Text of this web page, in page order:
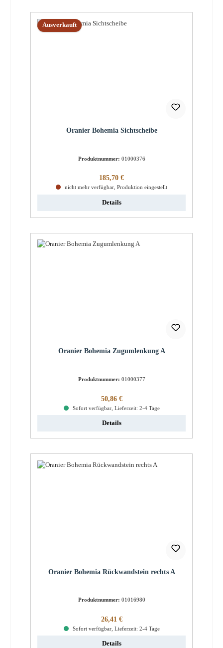
Ausverkauft
Oranier Bohemia Sichtscheibe
Produktnummer: 01000376
Regulärer Preis:
185,70 €
nicht mehr verfügbar, Produktion eingestellt
Details
Oranier Bohemia Zugumlenkung A
Produktnummer: 01000377
Regulärer Preis:
50,86 €
Sofort verfügbar, Lieferzeit: 2-4 Tage
Details
Oranier Bohemia Rückwandstein rechts A
Produktnummer: 01016980
Regulärer Preis:
26,41 €
Sofort verfügbar, Lieferzeit: 2-4 Tage
Details